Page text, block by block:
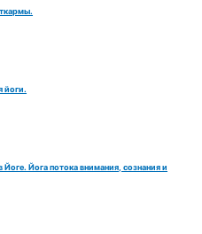
йоги.
Йога потока внимания, сознания и